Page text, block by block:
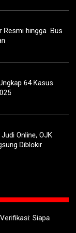
Resmi hingga Bus
64 Kasus
Online, OJK
Diblokir
Siapa